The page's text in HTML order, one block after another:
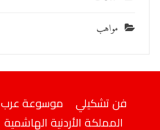
مواهب
فن تشكيلي موسوعة عرب 22
المملكة الأردنية الهاشمية